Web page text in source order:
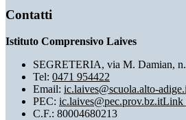
Contatti
Istituto Comprensivo Laives
SEGRETERIA, via M. Damian,
Tel: 0471 954422
Email: ic.laives@scuola.alto-
PEC: ic.laives@pec.prov.bz.itLink
C.F.: 80004680213